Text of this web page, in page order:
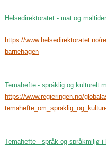
Helsedirektoratet - mat og
https://www.helsedirektoratet.no/
barnehagen
Temahefte - språklig og kulturelt
https://www.regjeringen.no/
Temahefte - språk og språkmiljø i